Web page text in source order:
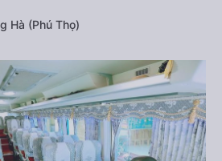
Hà (Phú Thọ)